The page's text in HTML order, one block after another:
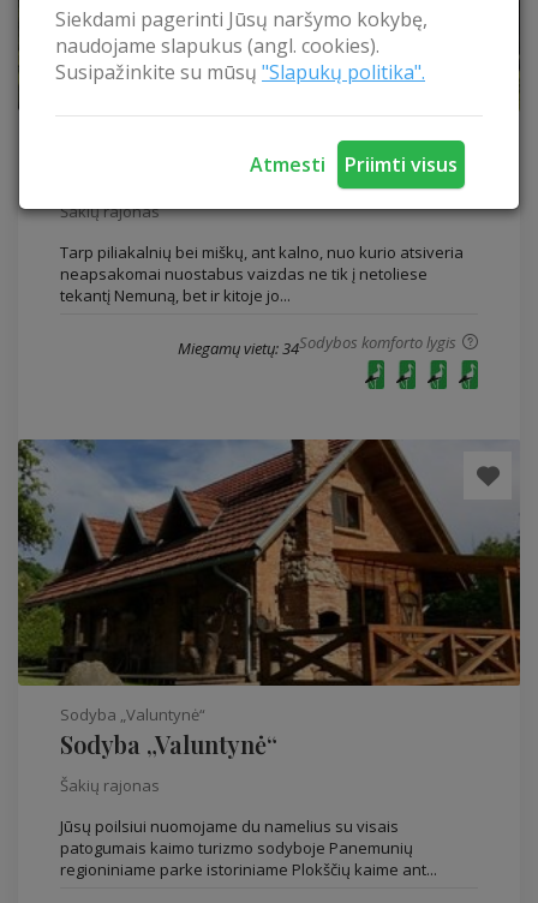
Siekdami pagerinti Jūsų naršymo kokybę,
naudojame slapukus (angl. cookies).
Susipažinkite su mūsų "Slapukų politika".
Atmesti Priimti visus
Sodyba „Mockynė“
Šakių rajonas
Tarp piliakalnių bei miškų, ant kalno, nuo kurio atsiveria
neapsakomai nuostabus vaizdas ne tik į netoliese
tekantį Nemuną, bet ir kitoje jo...
Sodybos komforto lygis
Miegamų vietų: 34
Sodyba „Valuntynė“
Sodyba „Valuntynė“
Šakių rajonas
Jūsų poilsiui nuomojame du namelius su visais
patogumais kaimo turizmo sodyboje Panemunių
regioniniame parke istoriniame Plokščių kaime ant...